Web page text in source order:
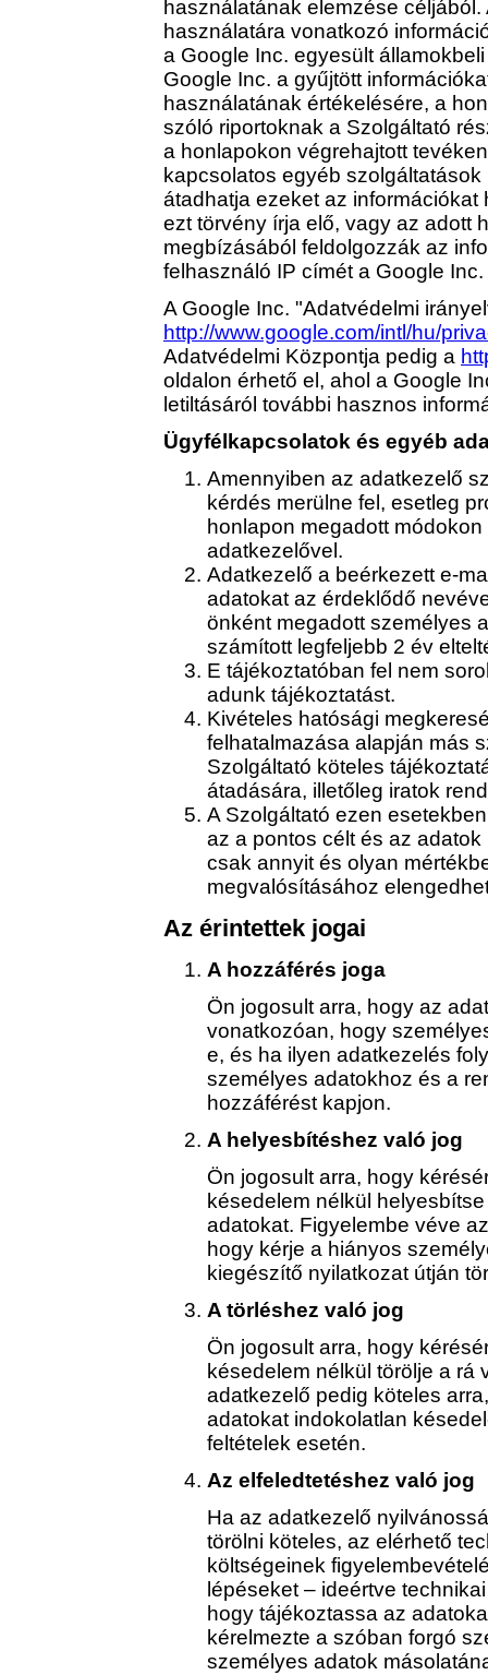
használatának elemzése
használatára vonatkozó
a Google Inc. egyesült
Google Inc. a gyűjtött
használatának értékelésére, a
szóló riportoknak a Szolgáltató
a honlapokon végrehajtott
kapcsolatos egyéb
átadhatja ezeket az
ezt törvény írja elő, vagy az adott
megbízásából feldolgozzák az
felhasználó IP címét a Google
A Google Inc. "Adatvédelmi
http://www.google.com/intl/hu/
Adatvédelmi Központja pedig a
oldalon érhető el, ahol a Google
letiltásáról további hasznos
Ügyfélkapcsolatok és egyéb
Amennyiben az adatkezelő
kérdés merülne fel, esetleg
honlapon megadott
adatkezelővel.
Adatkezelő a beérkezett e-
adatokat az érdeklődő
önként megadott személyes
számított legfeljebb 2 év
E tájékoztatóban fel nem
adunk tájékoztatást.
Kivételes hatósági
felhatalmazása alapján más
Szolgáltató köteles
átadására, illetőleg iratok
A Szolgáltató ezen
az a pontos célt és az
csak annyit és olyan
megvalósításához
Az érintettek jogai
A hozzáférés joga
Ön jogosult arra, hogy az
vonatkozóan, hogy
e, és ha ilyen adatkezelés
személyes adatokhoz és a
hozzáférést kapjon.
A helyesbítéshez való jog
Ön jogosult arra, hogy
késedelem nélkül
adatokat. Figyelembe véve
hogy kérje a hiányos
kiegészítő nyilatkozat útján
A törléshez való jog
Ön jogosult arra, hogy
késedelem nélkül törölje a
adatkezelő pedig köteles
adatokat indokolatlan
feltételek esetén.
Az elfeledtetéshez való jog
Ha az adatkezelő
törölni köteles, az elérhető
költségeinek
lépéseket – ideértve
hogy tájékoztassa az
kérelmezte a szóban forgó
személyes adatok